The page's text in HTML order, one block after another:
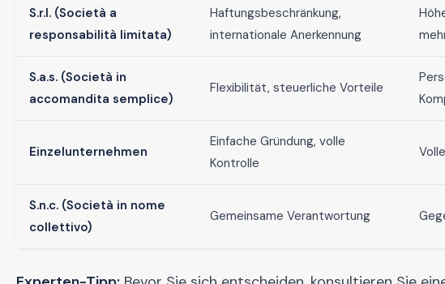
S.r.l. (Società a
responsabilità limitata)
Haftungsbeschränkung,
internationale Anerkennung
S.a.s. (Società in
accomandita semplice)
Flexibilität, steuerliche Vorteile
Einzelunternehmen
Einfache Gründung, volle
Kontrolle
S.n.c. (Società in nome
collettivo)
Gemeinsame Verantwortung